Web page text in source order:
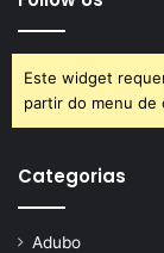
com qual
molho
Este widget
partir do menu de
Categorias
Adubo